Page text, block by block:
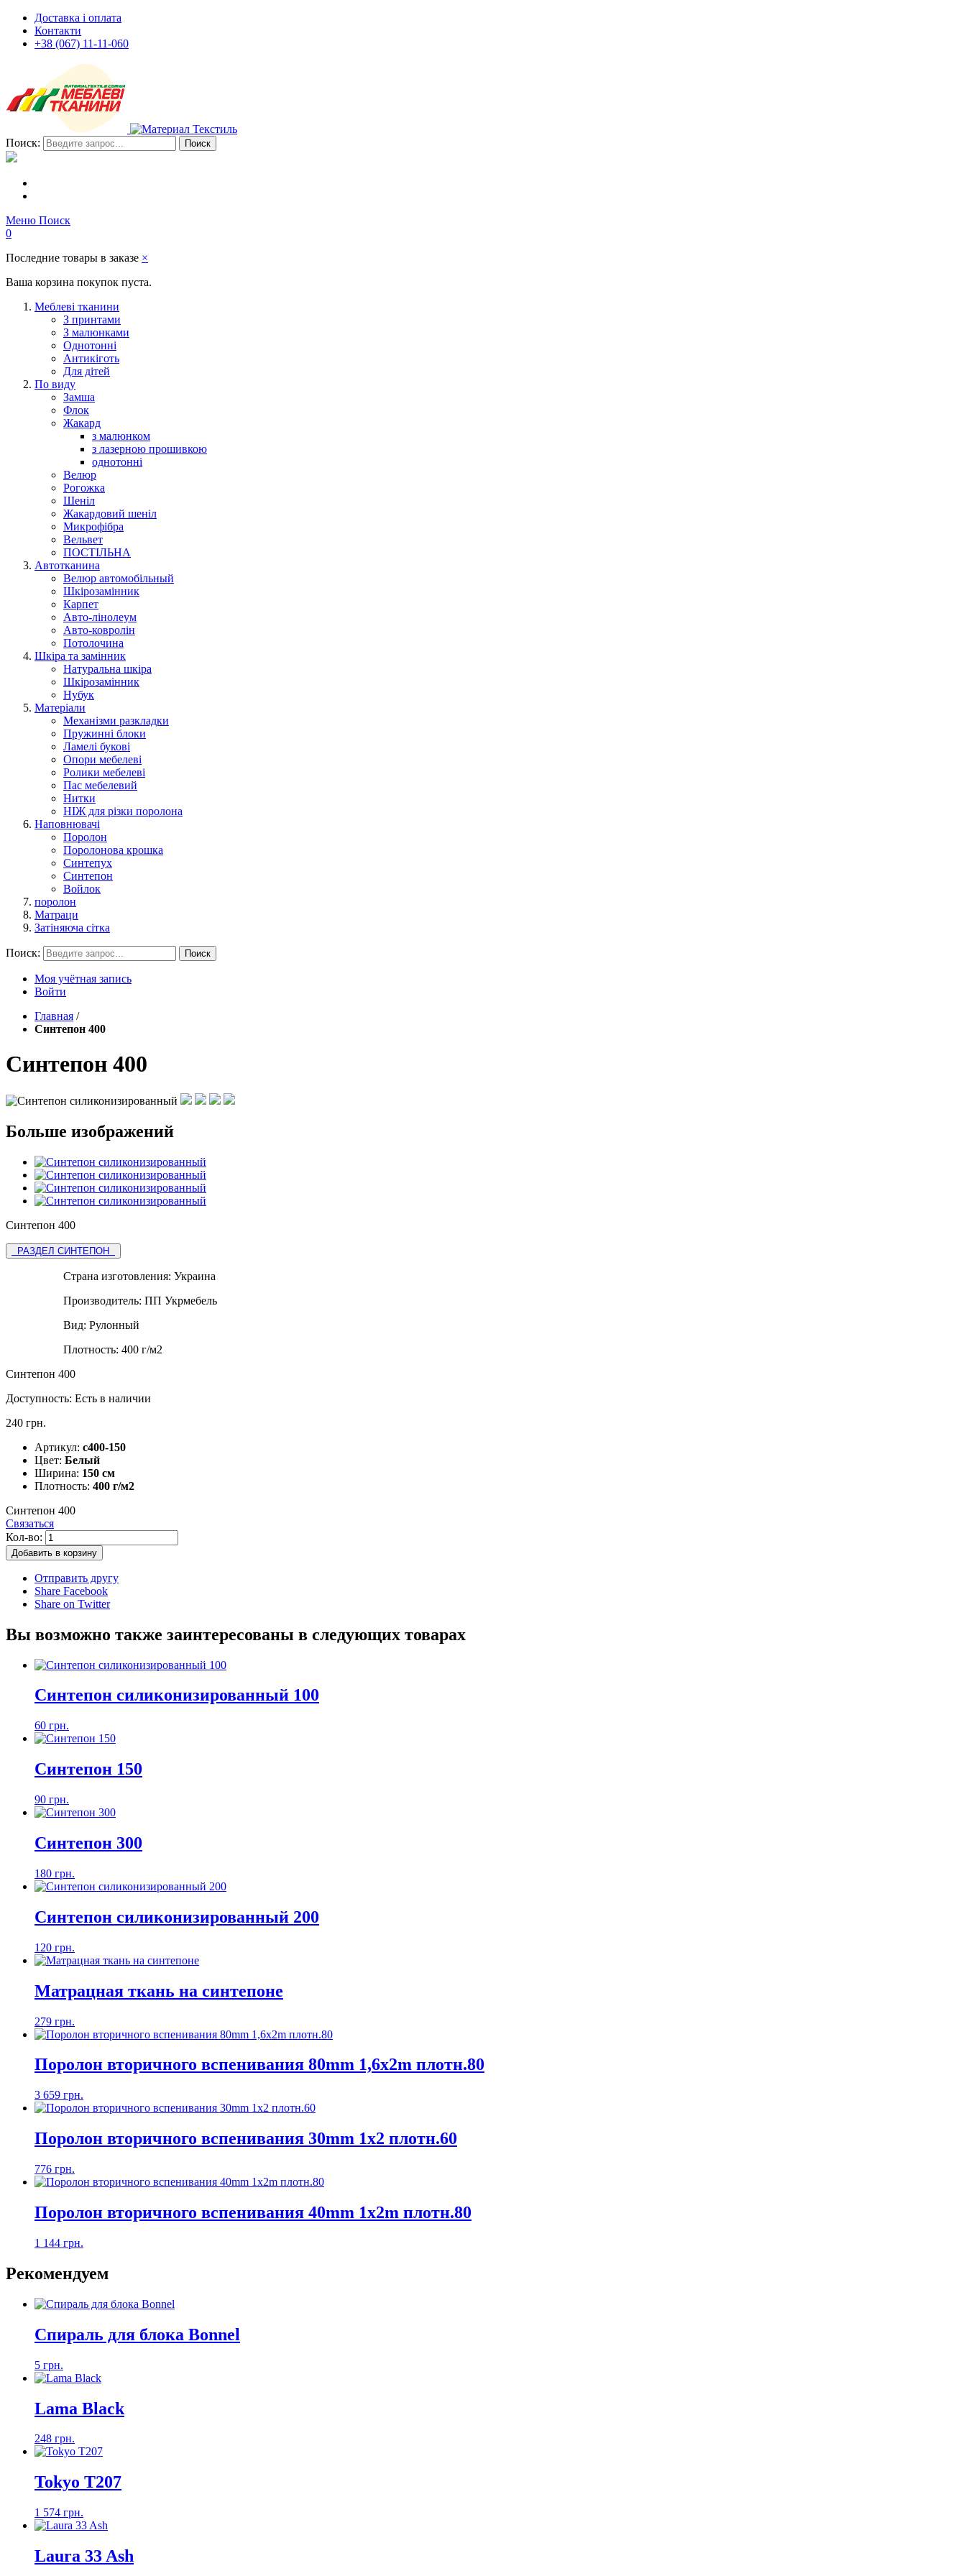
Доставка і оплата
Контакти
+38 (067) 11-11-060
Поиск: Поиск
Меню Поиск
0
Последние товары в заказе ×
Ваша корзина покупок пуста.
Меблеві тканини
З принтами
З малюнками
Однотонні
Антикіготь
Для дітей
По виду
Замша
Флок
Жакард
з малюнком
з лазерною прошивкою
однотонні
Велюр
Рогожка
Шеніл
Жакардовий шеніл
Микрофібра
Вельвет
ПОСТІЛЬНА
Автотканина
Велюр автомобільный
Шкірозамінник
Карпет
Авто-лінолеум
Авто-ковролін
Потолочина
Шкіра та замінник
Натуральна шкіра
Шкірозамінник
Нубук
Матеріали
Механізми разкладки
Пружинні блоки
Ламелі букові
Опори мебелеві
Ролики мебелеві
Пас мебелевий
Нитки
НІЖ для різки поролона
Наповнювачі
Поролон
Поролонова крошка
Синтепух
Синтепон
Войлок
поролон
Матраци
Затіняюча сітка
Поиск: Поиск
Моя учётная запись
Войти
Главная /
Синтепон 400
Синтепон 400
Больше изображений
Синтепон 400
РАЗДЕЛ СИНТЕПОН
Страна изготовления: Украина
Производитель: ПП Укрмебель
Вид: Рулонный
Плотность: 400 г/м2
Синтепон 400
Доступность: Есть в наличии
240 грн.
Артикул: с400-150
Цвет: Белый
Ширина: 150 см
Плотность: 400 г/м2
Синтепон 400
Связаться
Кол-во:
Добавить в корзину
Отправить другу
Share Facebook
Share on Twitter
Вы возможно также заинтересованы в следующих товарах
Синтепон силиконизированный 100
60 грн.
Синтепон 150
90 грн.
Синтепон 300
180 грн.
Синтепон силиконизированный 200
120 грн.
Матрацная ткань на синтепоне
279 грн.
Поролон вторичного вспенивания 80mm 1,6x2m плотн.80
3 659 грн.
Поролон вторичного вспенивания 30mm 1x2 плотн.60
776 грн.
Поролон вторичного вспенивания 40mm 1x2m плотн.80
1 144 грн.
Рекомендуем
Спираль для блока Bonnel
5 грн.
Lama Black
248 грн.
Tokyo T207
1 574 грн.
Laura 33 Ash